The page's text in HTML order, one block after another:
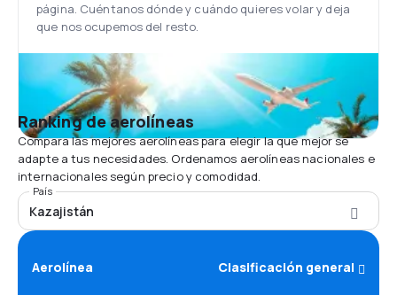
página. Cuéntanos dónde y cuándo quieres volar y deja
que nos ocupemos del resto.
Ranking de aerolíneas
Compara las mejores aerolíneas para elegir la que mejor se
adapte a tus necesidades. Ordenamos aerolíneas nacionales e
internacionales según precio y comodidad.
País
Kazajistán
Aerolínea Clasificación general